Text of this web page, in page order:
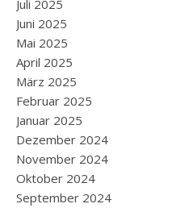
Juli 2025
Juni 2025
Mai 2025
April 2025
März 2025
Februar 2025
Januar 2025
Dezember 2024
November 2024
Oktober 2024
September 2024